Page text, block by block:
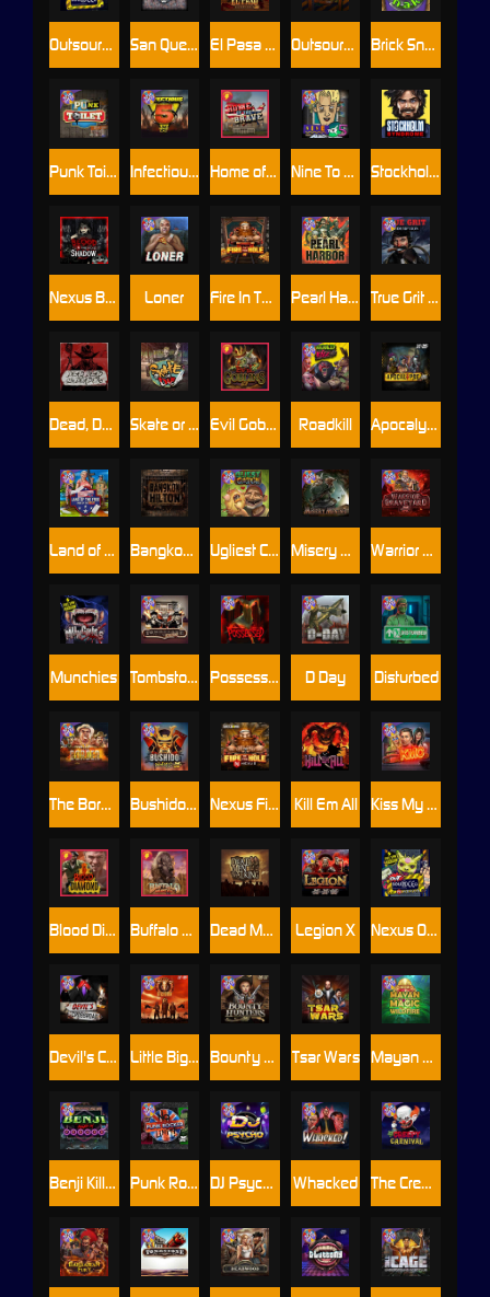
Nexus Blood & Shadow
Kill Em All
Blood Diamond
Dead, Dead, or Deader
Nexus Fire In The Hole xBomb
Dead Men Walking
Tsar Wars
Home of the Brave
Munchies
Skate or Die
Stockholm Syndrome
Apocalypse Super xNudge
Outsourced
Bangkok Hilton
Nexus Outsourced
Loner
Outsourced: Payday
Fire In The Hole xBomb
Tombstone No Mercy
Roadkill
Kiss My Chainsaw
Nine To Five
Bounty Hunters xNudge®
El Pasa Gunfight xNudge
Land of the Free
Brick Snake 2000
Warrior Graveyard xNudge
Little Bighorn
Benji Killed in Vegas
Devil's Crossroad
Evil Goblins xBomb
San Quentin xWays
Mayan Magic Wildfire
Punk Toilet
Possessed
Legion X
Disturbed
DJ Psycho
Buffalo Hunter
Punk Rocker The Creepy Carnival
Pearl Harbor
Whacked
Infectious 5 xWays
Misery Mining
True Grit Redemption
Bushido Way xNudge
D Day
The Border
Ugliest Catch